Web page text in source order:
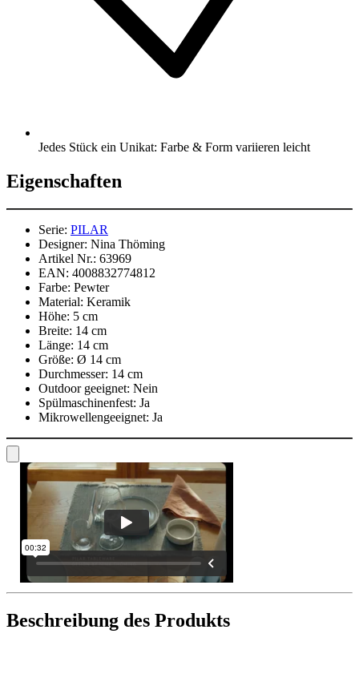
Jedes Stück ein Unikat: Farbe & Form variieren leicht
Eigenschaften
Serie: PILAR
Designer: Nina Thöming
Artikel Nr.: 63969
EAN: 4008832774812
Farbe: Pewter
Material: Keramik
Höhe: 5 cm
Breite: 14 cm
Länge: 14 cm
Größe: Ø 14 cm
Durchmesser: 14 cm
Outdoor geeignet: Nein
Spülmaschinenfest: Ja
Mikrowellengeeignet: Ja
Beschreibung des Produkts